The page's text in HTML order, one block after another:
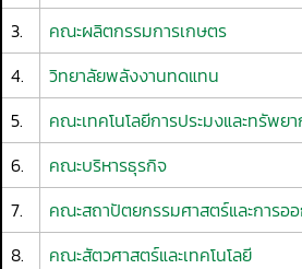
3.
คณะผลิตกรรมการเกษตร
4.
วิทยาลัยพลังงานทดแทน
5.
คณะเทคโนโลยีการประมงและทรัพย
6.
คณะบริหารธุรกิจ
7.
คณะสถาปัตยกรรมศาสตร์และการอ
8.
คณะสัตวศาสตร์และเทคโนโลยี